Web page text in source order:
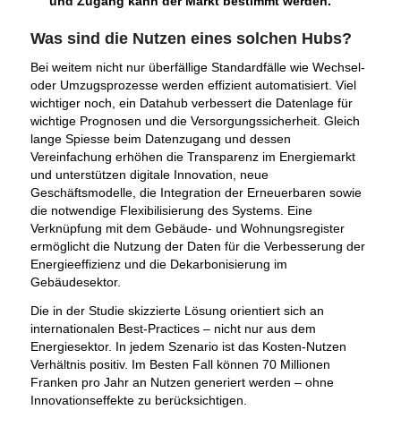
Was sind die Nutzen eines solchen Hubs?
Bei weitem nicht nur überfällige Standardfälle wie Wechsel-
oder Umzugsprozesse werden effizient automatisiert. Viel
wichtiger noch, ein Datahub verbessert die Datenlage für
wichtige Prognosen und die Versorgungssicherheit. Gleich
lange Spiesse beim Datenzugang und dessen
Vereinfachung erhöhen die Transparenz im Energiemarkt
und unterstützen digitale Innovation, neue
Geschäftsmodelle, die Integration der Erneuerbaren sowie
die notwendige Flexibilisierung des Systems. Eine
Verknüpfung mit dem Gebäude- und Wohnungsregister
ermöglicht die Nutzung der Daten für die Verbesserung der
Energieeffizienz und die Dekarbonisierung im
Gebäudesektor.
Die in der Studie skizzierte Lösung orientiert sich an
internationalen Best-Practices – nicht nur aus dem
Energiesektor. In jedem Szenario ist das Kosten-Nutzen
Verhältnis positiv. Im Besten Fall können 70 Millionen
Franken pro Jahr an Nutzen generiert werden – ohne
Innovationseffekte zu berücksichtigen.